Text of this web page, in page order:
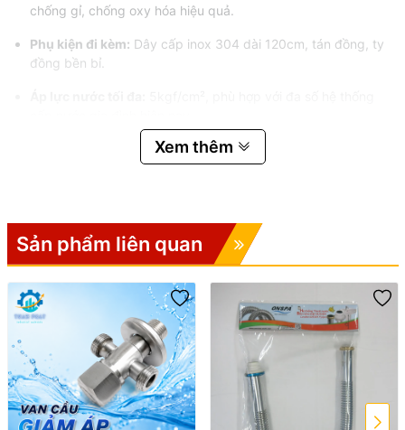
chống gỉ, chống oxy hóa hiệu quả.
Phụ kiện đi kèm: Dây cấp inox 304 dài 120cm, tán đồng, ty
đồng bền bỉ.
Mang lại sự tiện lợi, thao tác nhẹ nhàng và
thẩm mỹ cao cho không gian phòng tắm.
mài mòn và giúp tia nước phun mạnh, đều.
Ưu Điểm Nổi Bật
Chất liệu cao cấp, bền lâu:Sử dụng inox 304 và nhựa ABS
chất lượng, chống rỉ sét, phù hợp môi trường ẩm ướt.
Thiết kế tiện lợi:Tay âm dễ cầm, dây xoắn linh hoạt, giúp
thao tác nhanh gọn, không gây rối.
Lắp đặt đơn giản:Phù hợp với hầu hết các hệ thống cấp nước
Xem thêm
Sản phẩm liên quan